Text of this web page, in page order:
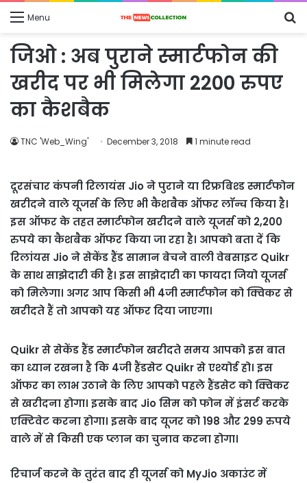
Menu
जिओ : अब पुराने स्मार्टफोन की
खरीद पर भी मिलेगा 2200 रुपए
का कैशबैक
TNC 'Web_Wing' December 3, 2018 1 minute read
दूरसंचार कंपनी रिलायंस Jio ने पुराने या रिफ्रबिश्ड स्मार्टफोन
खरीदने वाले यूजर्स के लिए भी कैशबैक ऑफर लॉन्च किया है।
इस ऑफर के तहत स्मार्टफोन खरीदने वाले यूजर्स को 2,200
रुपये का कैशबैक ऑफर किया जा रहा है। आपको बता दें कि
रिलांयस Jio ने सेकेंड हैंड सामान बेचने वाली वेबसाइट Quikr
के साथ साझेदारी की है। इस साझेदारी का फायदा जियो यूजर्स
को मिलेगा। अगर आप किसी भी 4जी स्मार्टफोन को क्विकर से
खरीदते हैं तो आपको यह ऑफर दिया जाएगा।
Quikr से सेकेंड हैंड स्मार्टफोन खरीदते समय आपको इस बात
का ध्यान रखना है कि 4जी हैंडसेट Quikr से एश्योर्ड हो। इस
ऑफर का लाभ उठाने के लिए आपको पहले हैंडसेट को क्विकर
से खरीदना होगा। इसके बाद Jio सिम को फोन में इंसर्ट करके
एक्टिवेट करना होगा। इसके बाद यूजर को 198 और 299 रुपये
वाले में से किसी एक प्लान का चुनाव करना होगा।
रिचार्ज करने के तुरंत बाद ही यूजर्स को MyJio अकाउंट में